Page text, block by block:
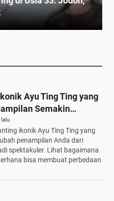
Ayu Ting Ting yang
Semakin
lalu
ikonik Ayu Ting Ting yang
penampilan Anda dari
spektakuler. Lihat bagaimana
bisa membuat perbedaan